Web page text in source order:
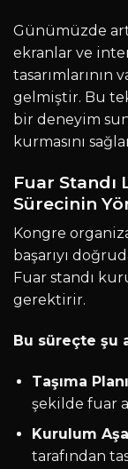
Günümüzde
ekranlar ve
tasarımlarının
gelmiştir. Bu
bir deneyim
kurmasını
Fuar
Sürecinin
Kongre
başarıyı
Fuar standı
gerektirir.
Bu süreçte şu
Taşıma
şekilde fuar
Kurulum
tarafından